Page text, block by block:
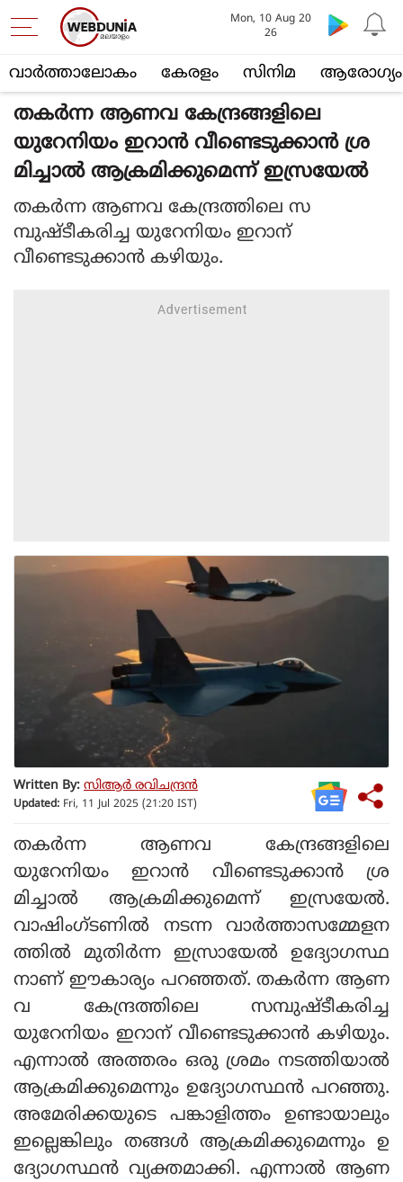
വാര്‍ത്താലോകം കേരളം സിനിമ ആരോഗ്യം
Mon, 10 Aug 20
26
തകര്‍ന്ന ആണവ കേന്ദ്രങ്ങളിലെ
യുറേനിയം ഇറാന്‍ വീണ്ടെടുക്കാന്‍ ശ്ര
മിച്ചാല്‍ ആക്രമിക്കുമെന്ന് ഇസ്രയേല്‍
തകര്‍ന്ന ആണവ കേന്ദ്രത്തിലെ സ
മ്പുഷ്ടീകരിച്ച യുറേനിയം ഇറാന്
വീണ്ടെടുക്കാന്‍ കഴിയും.
Written By: സിആര്‍ രവിചന്ദ്രന്‍
Updated: Fri, 11 Jul 2025 (21:20 IST)
തകര്‍ന്ന ആണവ കേന്ദ്രങ്ങളിലെ
യുറേനിയം ഇറാന്‍ വീണ്ടെടുക്കാന്‍ ശ്ര
മിച്ചാല്‍ ആക്രമിക്കുമെന്ന് ഇസ്രയേല്‍.
വാഷിംഗ്ടണില്‍ നടന്ന വാര്‍ത്താസമ്മേളന
ത്തില്‍ മുതിര്‍ന്ന ഇസ്രായേല്‍ ഉദ്യോഗസ്ഥ
നാണ് ഈകാര്യം പറഞ്ഞത്. തകര്‍ന്ന ആണ
വ കേന്ദ്രത്തിലെ സമ്പുഷ്ടീകരിച്ച
യുറേനിയം ഇറാന് വീണ്ടെടുക്കാന്‍ കഴിയും.
എന്നാല്‍ അത്തരം ഒരു ശ്രമം നടത്തിയാല്‍
ആക്രമിക്കുമെന്നും ഉദ്യോഗസ്ഥന്‍ പറഞ്ഞു.
അമേരിക്കയുടെ പങ്കാളിത്തം ഉണ്ടായാലും
ഇല്ലെങ്കിലും തങ്ങള്‍ ആക്രമിക്കുമെന്നും ഉ
ദ്യോഗസ്ഥന്‍ വ്യക്തമാക്കി. എന്നാല്‍ ആണ